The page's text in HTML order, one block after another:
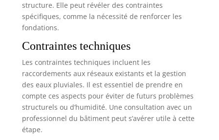
structure. Elle peut révéler des contraintes
spécifiques, comme la nécessité de renforcer les
fondations.
Contraintes techniques
Les contraintes techniques incluent les
raccordements aux réseaux existants et la gestion
des eaux pluviales. Il est essentiel de prendre en
compte ces aspects pour éviter de futurs problèmes
structurels ou d’humidité. Une consultation avec un
professionnel du bâtiment peut s’avérer utile à cette
étape.